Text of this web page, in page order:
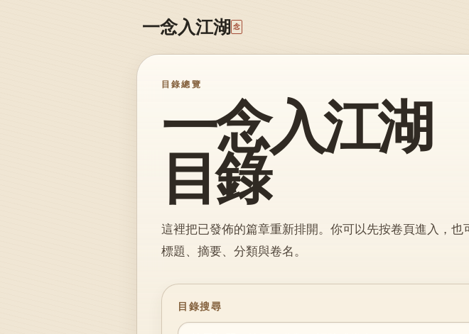
一念入江湖 念
目錄總覽
一念入江湖
目錄
這裡把已發佈的篇章重新排開。你可以先按卷頁進入，也
標題、摘要、分類與卷名。
目錄搜尋